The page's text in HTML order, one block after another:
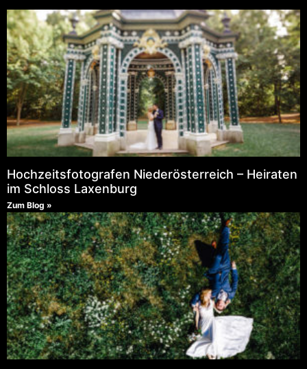
Hochzeitsfotografen Niederösterreich – Heiraten
im Schloss Laxenburg
Zum Blog »